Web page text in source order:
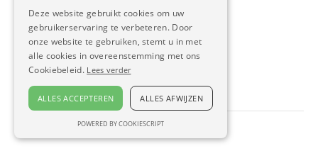
Contact
Contactformulier
Nieuwsbrief
Deze website gebruikt cookies om uw
gebruikerservaring te verbeteren. Door
onze website te gebruiken, stemt u in met
alle cookies in overeenstemming met ons
Cookiebeleid. Lees verder
ALLES ACCEPTEREN ALLES AFWIJZEN
POWERED BY COOKIESCRIPT